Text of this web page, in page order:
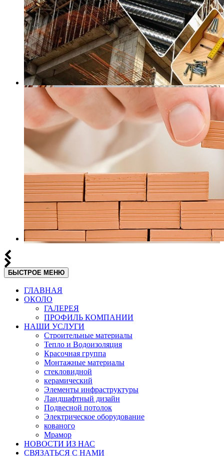
БЫСТРОЕ МЕНЮ
ГЛАВНАЯ
ОКОЛО
ГАЛЕРЕЯ
ПРОФИЛЬ КОМПАНИИ
НАШИ УСЛУГИ
Строительные материалы
Тепло и Водоизоляция
Красочная группа
Монтажные материалы
стекловидной
керамический
Элементы инфраструктуры
Ландшафтный дизайн
Подвесной потолок
Электрическое оборудование
кованого
Мрамор
НОВОСТИ ИЗ НАС
СВЯЗАТЬСЯ С НАМИ